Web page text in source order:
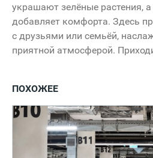
украшают зелёные растения,
добавляет комфорта. Здесь
с друзьями или семьёй,
приятной атмосферой.
ПОХОЖЕЕ